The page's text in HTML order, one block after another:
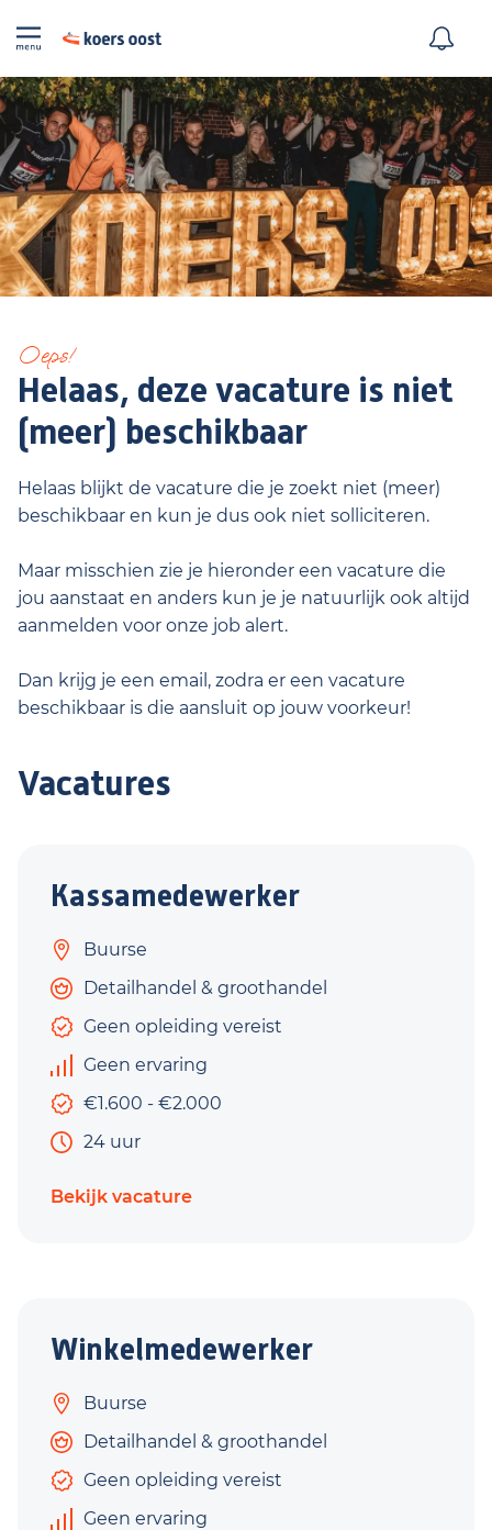
Oeps!
Helaas, deze vacature is niet
(meer) beschikbaar
Helaas blijkt de vacature die je zoekt niet (meer)
beschikbaar en kun je dus ook niet solliciteren.
Maar misschien zie je hieronder een vacature die
jou aanstaat en anders kun je je natuurlijk ook altijd
aanmelden voor onze job alert.
Dan krijg je een email, zodra er een vacature
beschikbaar is die aansluit op jouw voorkeur!
Vacatures
Kassamedewerker
Buurse
Detailhandel & groothandel
Geen opleiding vereist
Geen ervaring
€1.600 - €2.000
24 uur
Bekijk vacature
Winkelmedewerker
Buurse
Detailhandel & groothandel
Geen opleiding vereist
Geen ervaring